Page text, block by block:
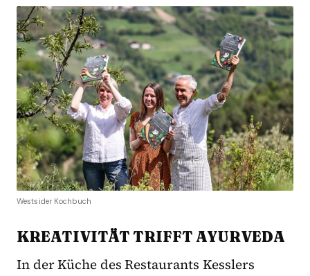
Westsider Kochbuch
KREATIVITÄT TRIFFT AYURVEDA
In der Küche des Restaurants Kesslers